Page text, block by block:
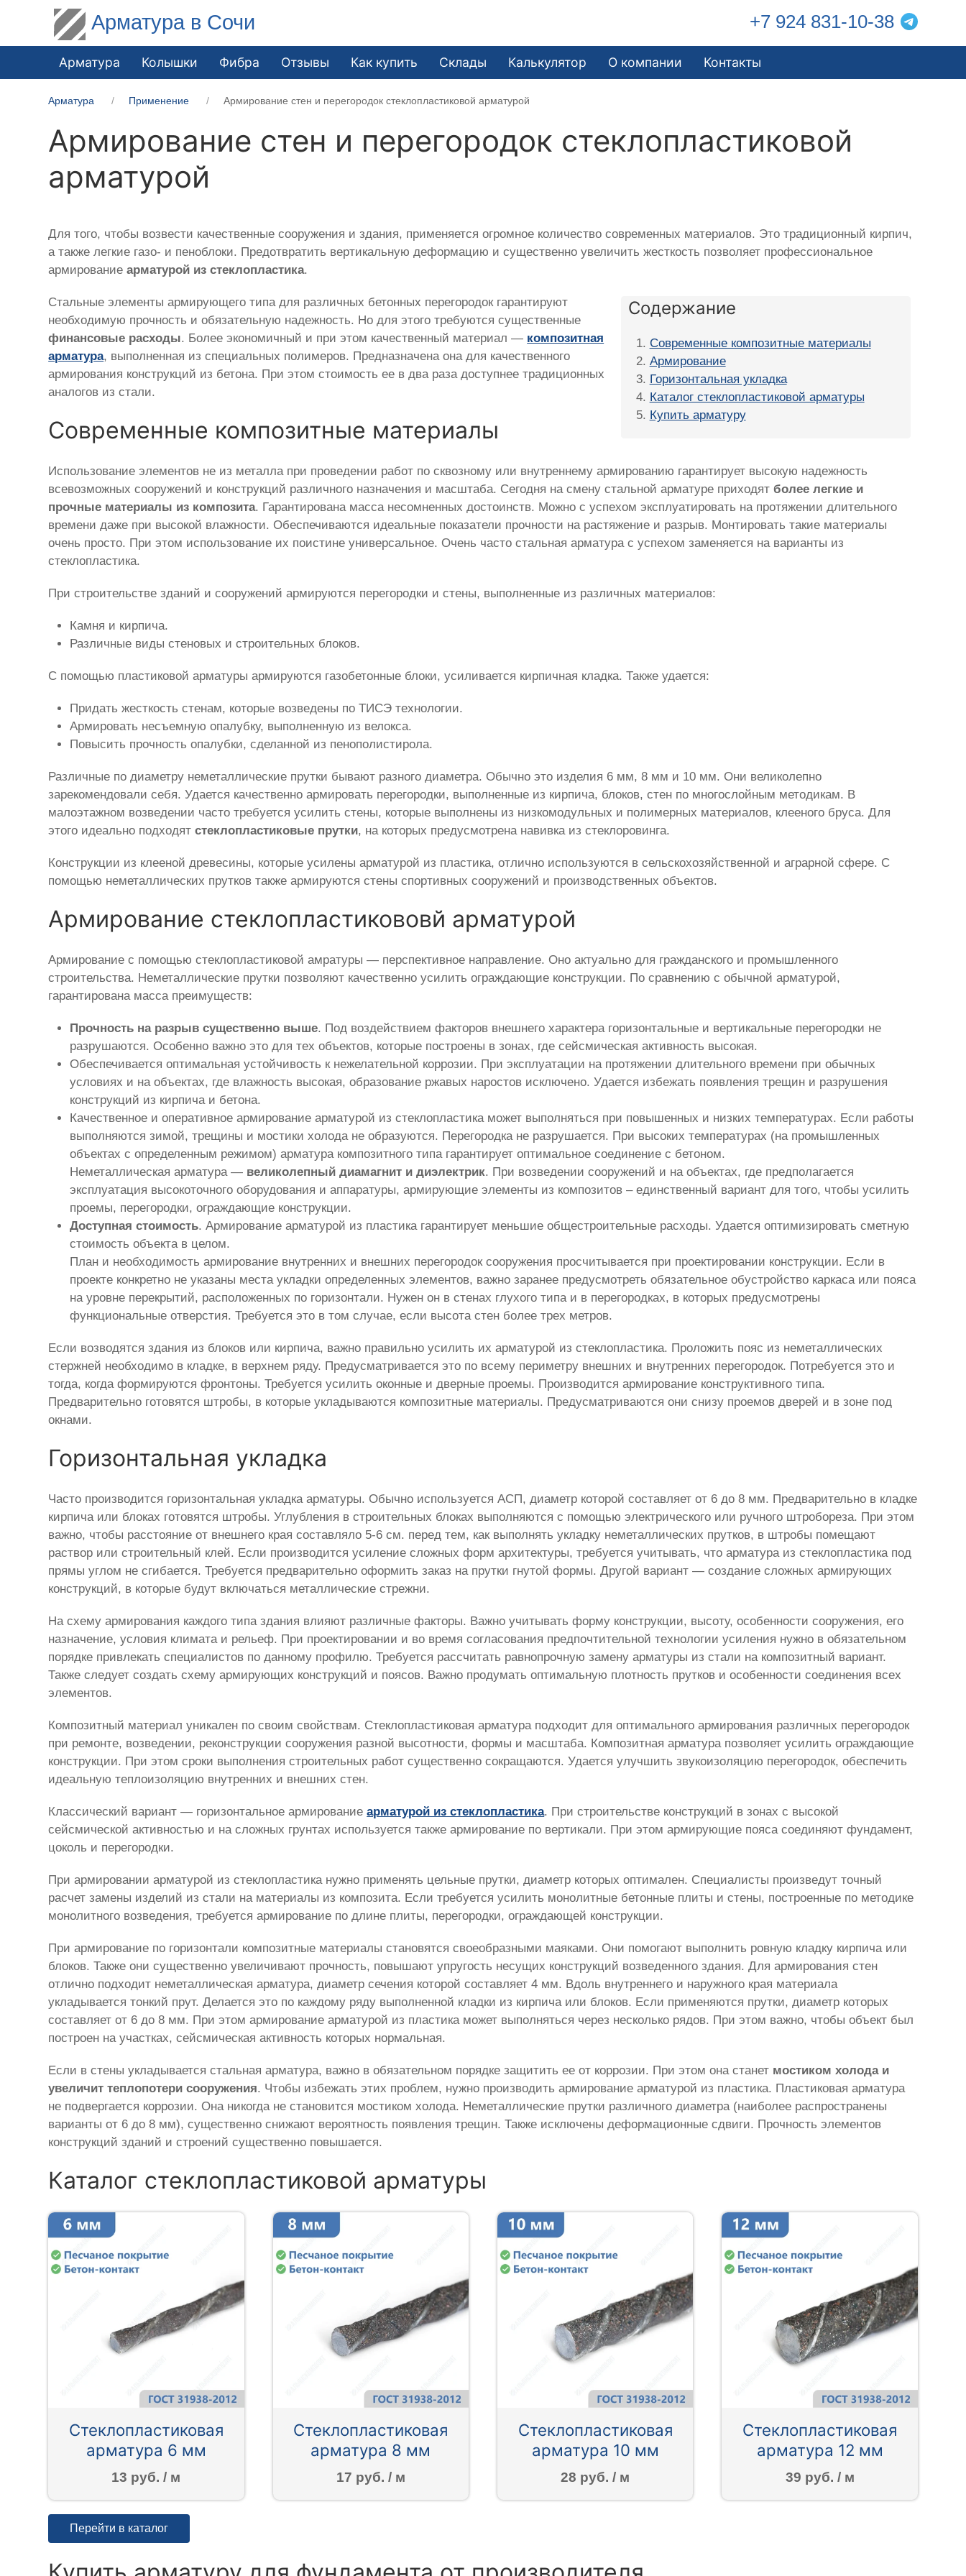
Арматура в Сочи +7 924 831-10-38
Арматура Колышки Фибра Отзывы Как купить Склады Калькулятор О компании Контакты
Арматура Применение Армирование стен и перегородок стеклопластиковой арматурой
Армирование стен и перегородок стеклопластиковой
арматурой
Для того, чтобы возвести качественные сооружения и здания, применяется огромное количество современных материалов. Это традиционный кирпич,
а также легкие газо- и пеноблоки. Предотвратить вертикальную деформацию и существенно увеличить жесткость позволяет профессиональное
армированиеарматурой из стеклопластика.
Содержание
Современные композитные материалы
Армирование
Горизонтальная укладка
Каталог стеклопластиковой арматуры
Купить арматуру
Стальные элементы армирующего типа для различных бетонных перегородок гарантируют
необходимую прочность и обязательную надежность. Но для этого требуются существенные
финансовые расходы. Более экономичный и при этом качественный материал — композитная
арматура, выполненная из специальных полимеров. Предназначена она для качественного
армирования конструкций из бетона. При этом стоимость ее в два раза доступнее традиционных
аналогов из стали.
Современные композитные материалы
Использование элементов не из металла при проведении работ по сквозному или внутреннему армированию гарантирует высокую надежность
всевозможных сооружений и конструкций различного назначения и масштаба. Сегодня на смену стальной арматуре приходятболее легкие и
прочные материалы из композита. Гарантирована масса несомненных достоинств. Можно с успехом эксплуатировать на протяжении длительного
времени даже при высокой влажности. Обеспечиваются идеальные показатели прочности на растяжение и разрыв. Монтировать такие материалы
очень просто. При этом использование их поистине универсальное. Очень часто стальная арматура с успехом заменяется на варианты из
стеклопластика.
При строительстве зданий и сооружений армируются перегородки и стены, выполненные из различных материалов:
Камня и кирпича.
Различные виды стеновых и строительных блоков.
С помощью пластиковой арматуры армируются газобетонные блоки, усиливается кирпичная кладка. Также удается:
Придать жесткость стенам, которые возведены по ТИСЭ технологии.
Армировать несъемную опалубку, выполненную из велокса.
Повысить прочность опалубки, сделанной из пенополистирола.
Различные по диаметру неметаллические прутки бывают разного диаметра. Обычно это изделия 6 мм, 8 мм и 10 мм. Они великолепно
зарекомендовали себя. Удается качественно армировать перегородки, выполненные из кирпича, блоков, стен по многослойным методикам. В
малоэтажном возведении часто требуется усилить стены, которые выполнены из низкомодульных и полимерных материалов, клееного бруса. Для
этого идеально подходятстеклопластиковые прутки, на которых предусмотрена навивка из стеклоровинга.
Конструкции из клееной древесины, которые усилены арматурой из пластика, отлично используются в сельскохозяйственной и аграрной сфере. С
помощью неметаллических прутков также армируются стены спортивных сооружений и производственных объектов.
Армирование стеклопластикововй арматурой
Армирование с помощью стеклопластиковой амратуры — перспективное направление. Оно актуально для гражданского и промышленного
строительства. Неметаллические прутки позволяют качественно усилить ограждающие конструкции. По сравнению с обычной арматурой,
гарантирована масса преимуществ:
Прочность на разрыв существенно выше. Под воздействием факторов внешнего характера горизонтальные и вертикальные перегородки не
разрушаются. Особенно важно это для тех объектов, которые построены в зонах, где сейсмическая активность высокая.
Обеспечивается оптимальная устойчивость к нежелательной коррозии. При эксплуатации на протяжении длительного времени при обычных
условиях и на объектах, где влажность высокая, образование ржавых наростов исключено. Удается избежать появления трещин и разрушения
конструкций из кирпича и бетона.
Качественное и оперативное армирование арматурой из стеклопластика может выполняться при повышенных и низких температурах. Если работы
выполняются зимой, трещины и мостики холода не образуются. Перегородка не разрушается. При высоких температурах (на промышленных
объектах с определенным режимом) арматура композитного типа гарантирует оптимальное соединение с бетоном.
Неметаллическая арматура — великолепный диамагнит и диэлектрик. При возведении сооружений и на объектах, где предполагается
эксплуатация высокоточного оборудования и аппаратуры, армирующие элементы из композитов – единственный вариант для того, чтобы усилить
проемы, перегородки, ограждающие конструкции.
Доступная стоимость. Армирование арматурой из пластика гарантирует меньшие общестроительные расходы. Удается оптимизировать сметную
стоимость объекта в целом.
План и необходимость армирование внутренних и внешних перегородок сооружения просчитывается при проектировании конструкции. Если в
проекте конкретно не указаны места укладки определенных элементов, важно заранее предусмотреть обязательное обустройство каркаса или пояса
на уровне перекрытий, расположенных по горизонтали. Нужен он в стенах глухого типа и в перегородках, в которых предусмотрены
функциональные отверстия. Требуется это в том случае, если высота стен более трех метров.
Если возводятся здания из блоков или кирпича, важно правильно усилить их арматурой из стеклопластика. Проложить пояс из неметаллических
стержней необходимо в кладке, в верхнем ряду. Предусматривается это по всему периметру внешних и внутренних перегородок. Потребуется это и
тогда, когда формируются фронтоны. Требуется усилить оконные и дверные проемы. Производится армирование конструктивного типа.
Предварительно готовятся штробы, в которые укладываются композитные материалы. Предусматриваются они снизу проемов дверей и в зоне под
окнами.
Горизонтальная укладка
Часто производится горизонтальная укладка арматуры. Обычно используется АСП, диаметр которой составляет от 6 до 8 мм. Предварительно в кладке
кирпича или блоках готовятся штробы. Углубления в строительных блоках выполняются с помощью электрического или ручного штробореза. При этом
важно, чтобы расстояние от внешнего края составляло 5-6 см. перед тем, как выполнять укладку неметаллических прутков, в штробы помещают
раствор или строительный клей. Если производится усиление сложных форм архитектуры, требуется учитывать, что арматура из стеклопластика под
прямы углом не сгибается. Требуется предварительно оформить заказ на прутки гнутой формы. Другой вариант — создание сложных армирующих
конструкций, в которые будут включаться металлические стрежни.
На схему армирования каждого типа здания влияют различные факторы. Важно учитывать форму конструкции, высоту, особенности сооружения, его
назначение, условия климата и рельеф. При проектировании и во время согласования предпочтительной технологии усиления нужно в обязательном
порядке привлекать специалистов по данному профилю. Требуется рассчитать равнопрочную замену арматуры из стали на композитный вариант.
Также следует создать схему армирующих конструкций и поясов. Важно продумать оптимальную плотность прутков и особенности соединения всех
элементов.
Композитный материал уникален по своим свойствам. Стеклопластиковая арматура подходит для оптимального армирования различных перегородок
при ремонте, возведении, реконструкции сооружения разной высотности, формы и масштаба. Композитная арматура позволяет усилить ограждающие
конструкции. При этом сроки выполнения строительных работ существенно сокращаются. Удается улучшить звукоизоляцию перегородок, обеспечить
идеальную теплоизоляцию внутренних и внешних стен.
Классический вариант — горизонтальное армированиеарматурой из стеклопластика. При строительстве конструкций в зонах с высокой
сейсмической активностью и на сложных грунтах используется также армирование по вертикали. При этом армирующие пояса соединяют фундамент,
цоколь и перегородки.
При армировании арматурой из стеклопластика нужно применять цельные прутки, диаметр которых оптимален. Специалисты произведут точный
расчет замены изделий из стали на материалы из композита. Если требуется усилить монолитные бетонные плиты и стены, построенные по методике
монолитного возведения, требуется армирование по длине плиты, перегородки, ограждающей конструкции.
При армирование по горизонтали композитные материалы становятся своеобразными маяками. Они помогают выполнить ровную кладку кирпича или
блоков. Также они существенно увеличивают прочность, повышают упругость несущих конструкций возведенного здания. Для армирования стен
отлично подходит неметаллическая арматура, диаметр сечения которой составляет 4 мм. Вдоль внутреннего и наружного края материала
укладывается тонкий прут. Делается это по каждому ряду выполненной кладки из кирпича или блоков. Если применяются прутки, диаметр которых
составляет от 6 до 8 мм. При этом армирование арматурой из пластика может выполняться через несколько рядов. При этом важно, чтобы объект был
построен на участках, сейсмическая активность которых нормальная.
Если в стены укладывается стальная арматура, важно в обязательном порядке защитить ее от коррозии. При этом она станет мостиком холода и
увеличит теплопотери сооружения. Чтобы избежать этих проблем, нужно производить армирование арматурой из пластика. Пластиковая арматура
не подвергается коррозии. Она никогда не становится мостиком холода. Неметаллические прутки различного диаметра (наиболее распространены
варианты от 6 до 8 мм), существенно снижают вероятность появления трещин. Также исключены деформационные сдвиги. Прочность элементов
конструкций зданий и строений существенно повышается.
Каталог стеклопластиковой арматуры
Стеклопластиковая
арматура 6 мм
13 руб. / м
Стеклопластиковая
арматура 8 мм
17 руб. / м
Стеклопластиковая
арматура 10 мм
28 руб. / м
Стеклопластиковая
арматура 12 мм
39 руб. / м
Перейти в каталог